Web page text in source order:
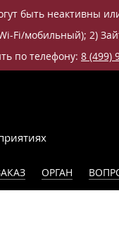
быть неактивны
Fi/мобильный); 2)
по телефону: 8 (499)
ОРГАН